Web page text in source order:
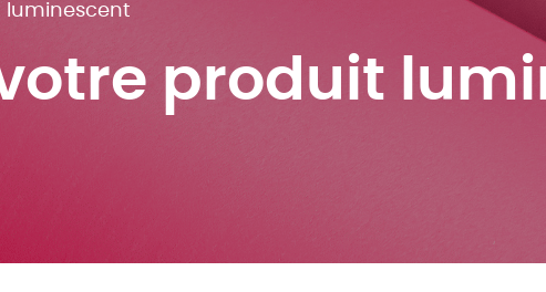
luminescent
produit